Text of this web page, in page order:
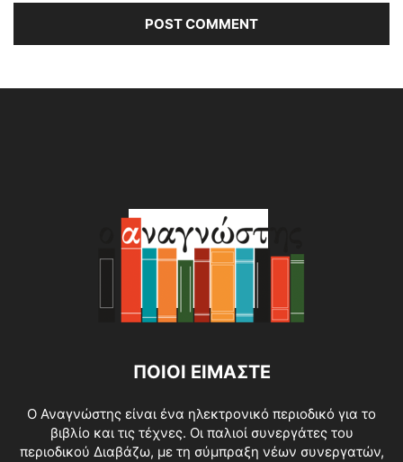
ΠΟΙΟΙ ΕΙΜΑΣΤΕ
O Αναγνώστης είναι ένα ηλεκτρονικό περιοδικό για το
βιβλίο και τις τέχνες. Οι παλιοί συνεργάτες του
περιοδικού Διαβάζω, με τη σύμπραξη νέων συνεργατών,